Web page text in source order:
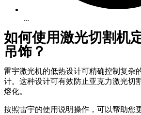
...
如何使用激光切割机
吊饰？
雷宇激光机的低热设计可精确控制复杂
计。这种设计可有效防止亚克力激光切
熔化。
按照雷宇的使用说明操作，可以帮助您